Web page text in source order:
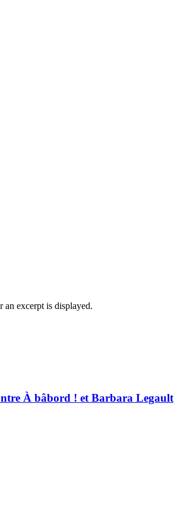
an excerpt is displayed.
À bâbord ! et Barbara Legault